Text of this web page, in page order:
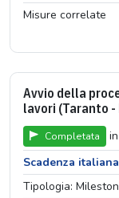
Misure correlate
Avvio della
lavori (Taranto
Completata
Scadenza italiana
Tipologia: